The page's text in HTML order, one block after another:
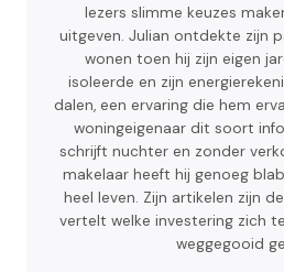
lezers slimme keuzes
uitgeven. Julian ontdekte zijn
wonen toen hij zijn eigen
isoleerde en zijn
dalen, een ervaring die hem
woningeigenaar dit soort
schrijft nuchter en zonder
makelaar heeft hij genoeg
heel leven. Zijn artikelen zijn
vertelt welke investering zich
weggegooid